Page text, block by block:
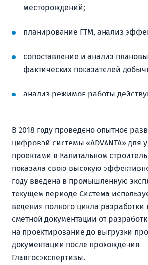
месторождений;
планирование ГТМ, анализ
сопоставление и анализ
фактических показателей
анализ режимов работы
В 2018 году проведено опытное
цифровой системы «ADVANTA» для
проектами в Капитальном
показала свою высокую
году введена в промышленную
текущем периоде Система
ведения полного цикла разработки
сметной документации от
на проектирование до выгрузки
документации после прохождения
Главгосэкспертизы.